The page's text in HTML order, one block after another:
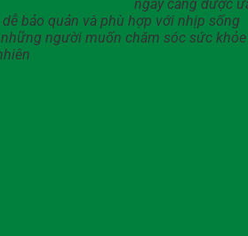
ngày càng được
bảo quản và phù hợp với nhịp sống
người muốn chăm sóc sức khỏe